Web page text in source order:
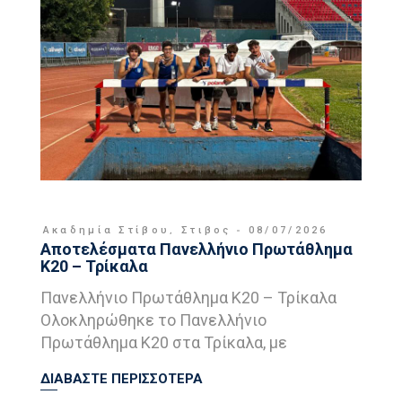
Ακαδημία Στίβου , Στιβος 08/07/2026
Αποτελέσματα Πανελλήνιο Πρωτάθλημα
Κ20 – Τρίκαλα
Πανελλήνιο Πρωτάθλημα Κ20 – Τρίκαλα
Ολοκληρώθηκε το Πανελλήνιο
Πρωτάθλημα Κ20 στα Τρίκαλα, με
ΔΙΑΒΑΣΤΕ ΠΕΡΙΣΣΟΤΕΡΑ